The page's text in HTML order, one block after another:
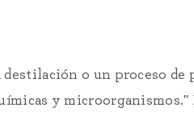
destilación o un proceso
y microorganismos."